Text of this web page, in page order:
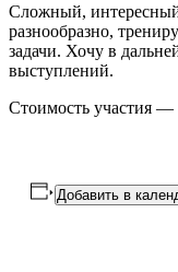
Сложный,
разнообразно,
задачи. Хочу в
выступлений.
Стоимость участия —
Добавить в